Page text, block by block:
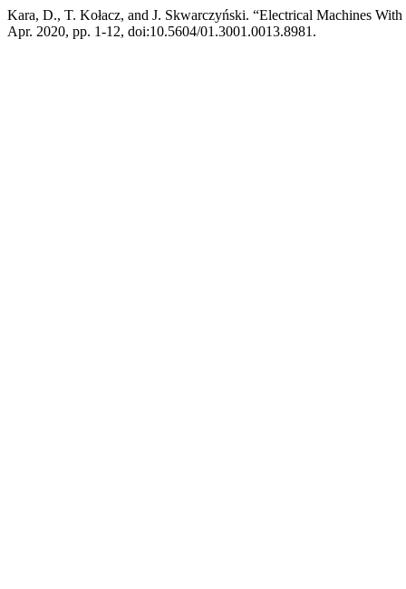
Kara, D., T. Kołacz, and J. Skwarczyński. “Electrical Machines
Apr. 2020, pp. 1-12, doi:10.5604/01.3001.0013.8981.